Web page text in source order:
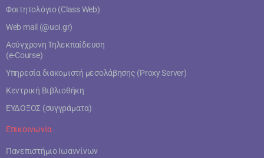
Φοιτητολόγιο (Class Web)
Web mail (@uoi.gr)
Ασύγχρονη Τηλεκπαίδευση
(e-Course)
Υπηρεσία διακομιστή μεσολάβησης (Proxy Server)
Κεντρική Βιβλιοθήκη
ΕΥΔΟΞΟΣ (συγγράματα)
Επικοινωνία
Πανεπιστήμιο Ιωαννίνων